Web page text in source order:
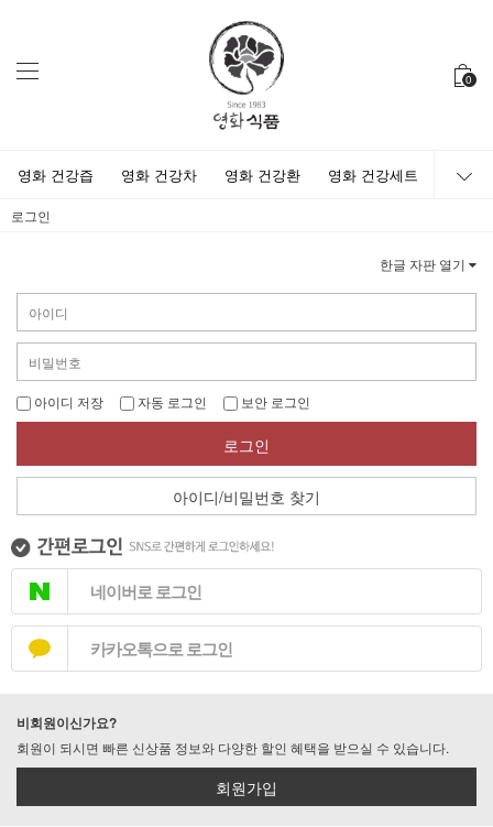
0
영화 건강즙 영화 건강차 영화 건강환 영화 건강세트
로그인
한글 자판 열기
아이디 저장 자동 로그인 보안 로그인
로그인
아이디/비밀번호 찾기
네이버로 로그인
카카오톡으로 로그인
비회원이신가요?
회원이 되시면 빠른 신상품 정보와 다양한 할인 혜택을 받으실 수 있습니다.
회원가입